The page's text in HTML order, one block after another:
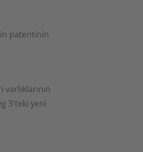
gelenin en iyisini yapmak ve
patentinin
3'teki yeni